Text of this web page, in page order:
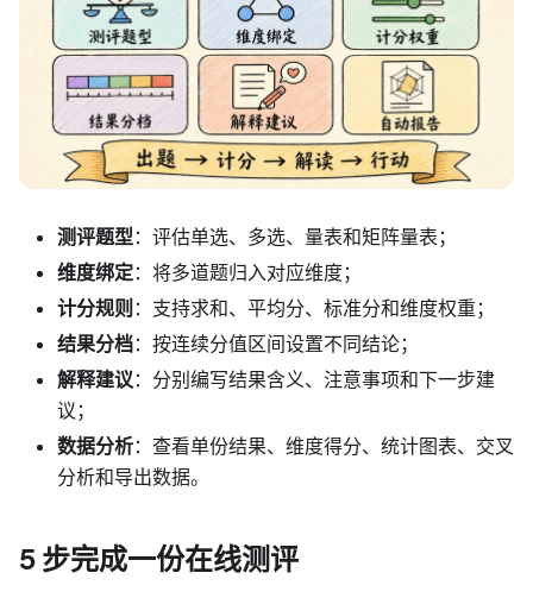
测评题型：评估单选、多选、量表和矩阵量表；
维度绑定：将多道题归入对应维度；
计分规则 ：支持求和、平均分、标准分和维度权重；
结果分档：按连续分值区间设置不同结论；
解释建议：分别编写结果含义、注意事项和下一步建
议；
数据分析：查看单份结果、维度得分、统计图表、交叉
分析和导出数据。
5 步完成一份在线测评